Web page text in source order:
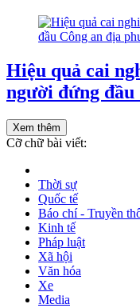
Hiệu quả cai
người đứng đầu
Xem thêm
Cỡ chữ bài viết:
Thời sự
Quốc tế
Báo chí - Truyền
Kinh tế
Pháp luật
Xã hội
Văn hóa
Xe
Media